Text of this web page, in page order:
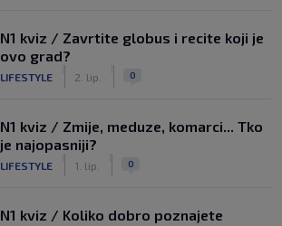
N1 kviz / Zavrtite globus i recite koji je
ovo grad?
LIFESTYLE 2. lip. 0
N1 kviz / Zmije, meduze, komarci... Tko
je najopasniji?
LIFESTYLE 1. lip. 0
N1 kviz / Koliko dobro poznajete